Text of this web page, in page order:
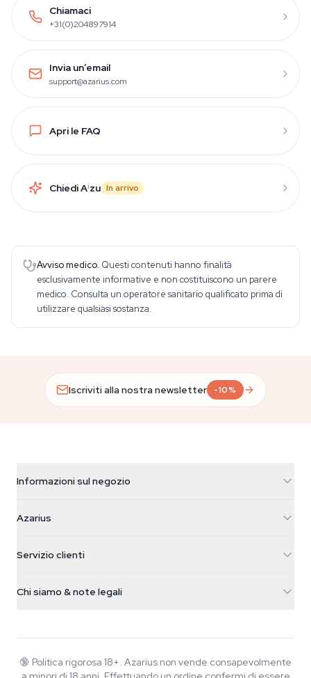
Chiamaci
+31(0)204897914
Invia un’email
support@azarius.com
Apri le FAQ
Chiedi Aizu In arrivo
Avviso medico. Questi contenuti hanno finalità
esclusivamente informative e non costituiscono un parere
medico. Consulta un operatore sanitario qualificato prima di
utilizzare qualsiasi sostanza.
Iscriviti alla nostra newsletter -10%
Informazioni sul negozio
Galvaniweg 11
Nederland
+31(0)204897914
Azarius
Smokeshop
Servizio clienti
FAQ
Chi siamo & note legali
Wiki
Blog
🔞 Politica rigorosa 18+. Azarius non vende consapevolmente